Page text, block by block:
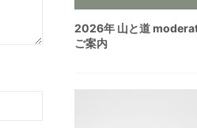
2026年 山と道
ご案内